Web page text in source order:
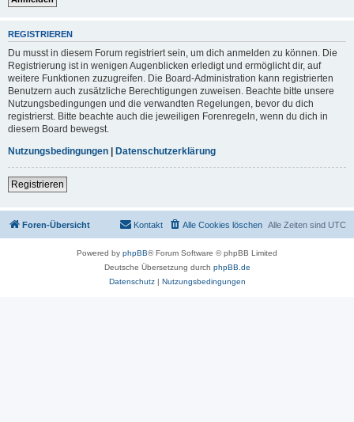
REGISTRIEREN
Du musst in diesem Forum registriert sein, um dich anmelden zu können. Die
Registrierung ist in wenigen Augenblicken erledigt und ermöglicht dir, auf
weitere Funktionen zuzugreifen. Die Board-Administration kann registrierten
Benutzern auch zusätzliche Berechtigungen zuweisen. Beachte bitte unsere
Nutzungsbedingungen und die verwandten Regelungen, bevor du dich
registrierst. Bitte beachte auch die jeweiligen Forenregeln, wenn du dich in
diesem Board bewegst.
Nutzungsbedingungen | Datenschutzerklärung
Registrieren
Foren-Übersicht Alle Zeiten sind UTC
Alle Cookies löschen
Kontakt
Powered by phpBB® Forum Software © phpBB Limited
Deutsche Übersetzung durch phpBB.de
Datenschutz| Nutzungsbedingungen